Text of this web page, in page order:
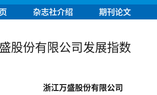
杂志社介绍 期刊论文
股份有限公司发展指数
浙江万盛股份有限公司